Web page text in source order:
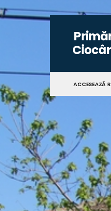
ACCESEAZĂ